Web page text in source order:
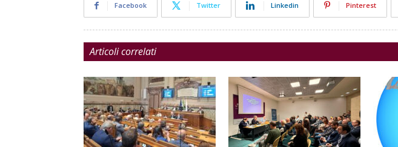
Facebook Twitter Linkedin Pinterest
Articoli correlati